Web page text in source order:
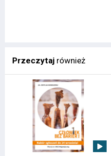
Przeczytaj również